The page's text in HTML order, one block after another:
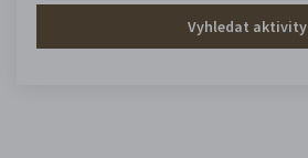
Vyhledat aktivity